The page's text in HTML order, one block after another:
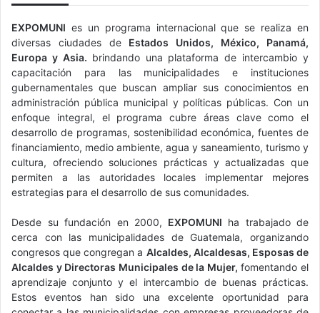
EXPOMUNI es un programa internacional que se realiza en
diversas ciudades de Estados Unidos, México, Panamá,
Europa y Asia. brindando una plataforma de intercambio y
capacitación para las municipalidades e instituciones
gubernamentales que buscan ampliar sus conocimientos en
administración pública municipal y políticas públicas. Con un
enfoque integral, el programa cubre áreas clave como el
desarrollo de programas, sostenibilidad económica, fuentes de
financiamiento, medio ambiente, agua y saneamiento, turismo y
cultura, ofreciendo soluciones prácticas y actualizadas que
permiten a las autoridades locales implementar mejores
estrategias para el desarrollo de sus comunidades.
Desde su fundación en 2000, EXPOMUNI ha trabajado de
cerca con las municipalidades de Guatemala, organizando
congresos que congregan a Alcaldes, Alcaldesas, Esposas de
Alcaldes y Directoras Municipales de la Mujer, fomentando el
aprendizaje conjunto y el intercambio de buenas prácticas.
Estos eventos han sido una excelente oportunidad para